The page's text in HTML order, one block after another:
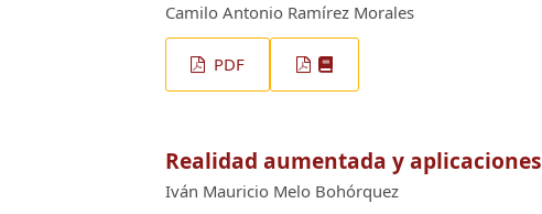
Camilo Antonio Ramírez Morales
PDF
Realidad aumentada y aplicaciones
Iván Mauricio Melo Bohórquez